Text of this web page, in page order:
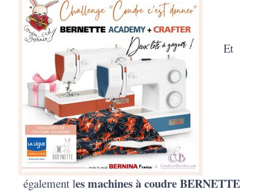
Et
également les machines à coudre BERNETTE